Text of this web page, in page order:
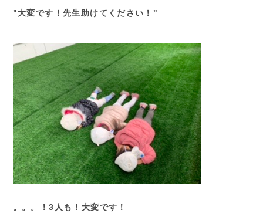
"大変です！先生助けてください！"
。。。！3人も！大変です！